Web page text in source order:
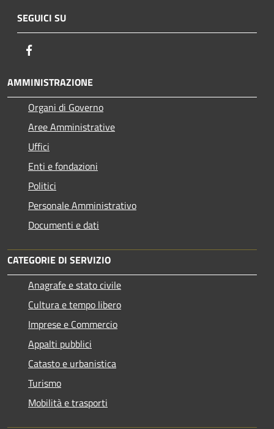
SEGUICI SU
AMMINISTRAZIONE
Organi di Governo
Aree Amministrative
Uffici
Enti e fondazioni
Politici
Personale Amministrativo
Documenti e dati
CATEGORIE DI SERVIZIO
Anagrafe e stato civile
Cultura e tempo libero
Imprese e Commercio
Appalti pubblici
Catasto e urbanistica
Turismo
Mobilità e trasporti